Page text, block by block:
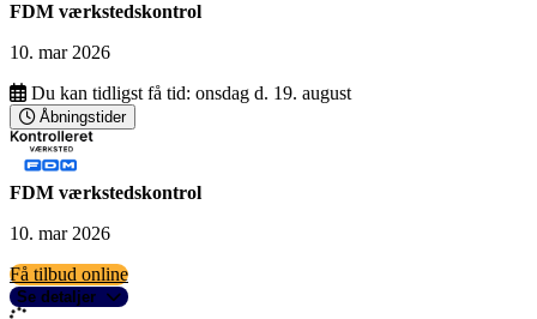
FDM værkstedskontrol
10. mar 2026
Du kan tidligst få tid: onsdag d. 19. august
Åbningstider
FDM værkstedskontrol
10. mar 2026
Få tilbud online
Se detaljer